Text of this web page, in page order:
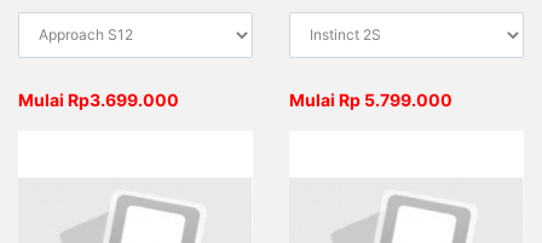
Mulai Rp3.699.000 Mulai Rp 5.799.000